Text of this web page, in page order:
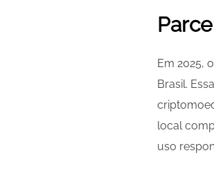
Em 2025,
Brasil.
local
uso